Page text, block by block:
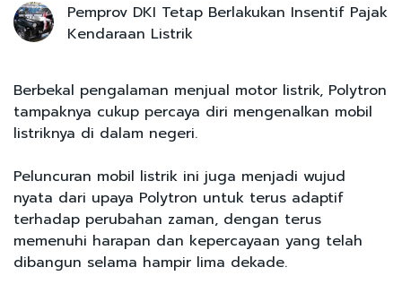
Pemprov DKI Tetap Berlakukan Insentif Pajak
Kendaraan Listrik
Berbekal pengalaman menjual motor listrik, Polytron
tampaknya cukup percaya diri mengenalkan mobil
listriknya di dalam negeri.
Peluncuran mobil listrik ini juga menjadi wujud
nyata dari upaya Polytron untuk terus adaptif
terhadap perubahan zaman, dengan terus
memenuhi harapan dan kepercayaan yang telah
dibangun selama hampir lima dekade.